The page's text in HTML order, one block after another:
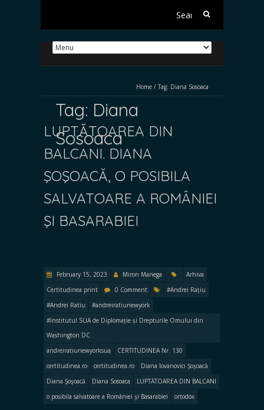
Search
Home / Tag: Diana Sosoaca
Tag: Diana
Sosoaca
LUPTĂTOAREA DIN
BALCANI. DIANA
ŞOŞOACĂ, O POSIBILA
SALVATOARE A ROMÂNIEI
ŞI BASARABIEI
February 15, 2023 Miron Manega
Arhiva
Certitudinea print
0 Comment
#Andrei Rațiu
#Andrei Ratiu
#andreiratiunewyork
#Institutul SUA de Diplomație și Drepturile Omului din
Washington DC
andreiratiunewyorksua
CERTITUDINEA Nr. 130
certitudinea.ro
certitudinea.ro
Diana Iovanovici Șoșoacă
Diana Şoşoacă
Diana Sosoaca
LUPTĂTOAREA DIN BALCANI
o posibila salvatoare a României şi Basarabiei
ortodox